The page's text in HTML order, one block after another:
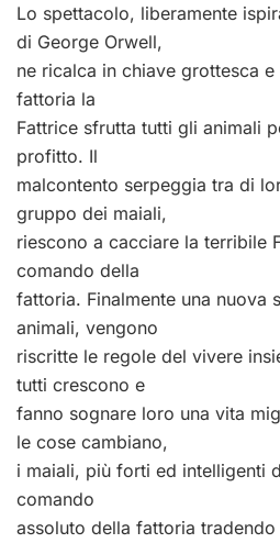
Lo spettacolo, liberamente
di George Orwell,
ne ricalca in chiave grottesca
fattoria la
Fattrice sfrutta tutti gli animali
profitto. Il
malcontento serpeggia tra di
gruppo dei maiali,
riescono a cacciare la terribile
comando della
fattoria. Finalmente una nuova
animali, vengono
riscritte le regole del vivere
tutti crescono e
fanno sognare loro una vita
le cose cambiano,
i maiali, più forti ed intelligenti
comando
assoluto della fattoria